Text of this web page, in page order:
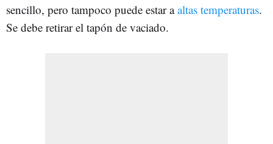
sencillo, pero tampoco puede estar aaltas temperaturas.
Se debe retirar el tapón de vaciado.